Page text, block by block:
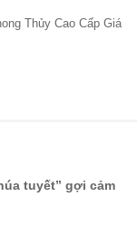
tuyết” gợi cảm